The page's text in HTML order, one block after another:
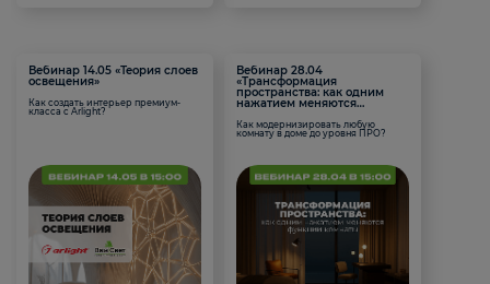
Вебинар 14.05 «Теория слоев
освещения»
Как создать интерьер премиум-
класса с Arlight?
Вебинар 28.04
«Трансформация
пространства: как одним
нажатием меняются
Как модернизировать любую
комнату в доме до уровня ПРО?